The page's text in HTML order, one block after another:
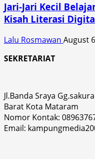
Jari-Jari Kecil
Kisah Literasi
Lalu Rosmawan August
SEKRETARIAT
Jl.Banda Sraya
Barat Kota Mataram
Nomor Kontak:
Email: